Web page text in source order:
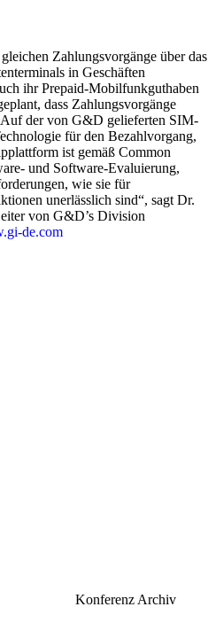
Zahlungsvorgänge über das
in Geschäften
ihr Prepaid-Mobilfunkguthaben
dass Zahlungsvorgänge
der von G&D gelieferten SIM-
für den Bezahlvorgang,
ist gemäß Common
und Software-Evaluierung,
wie sie für
unerlässlich sind“, sagt Dr.
von G&D’s Division
de.com
Konferenz Archiv